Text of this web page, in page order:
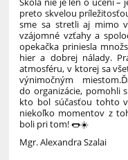
preto skvelou
sme sa stretli aj mimo
vzájomné vzťahy a
opekačka priniesla
hier a dobrej nálady.
atmosféru, v ktorej sa
výnimočným miestom.
do organizácie, pomohli
kto bol súčasťou tohto
niekoľko momentov z
boli pri tom! 🌭☀️
Mgr. Alexandra Szalai